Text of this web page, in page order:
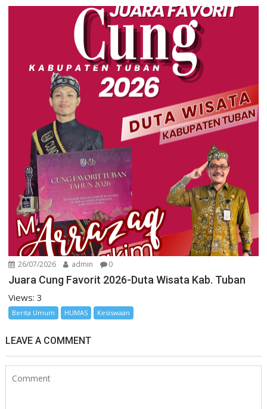
26/07/2026 admin 0
Juara Cung Favorit 2026-Duta Wisata Kab. Tuban
Views: 3
Berita Umum HUMAS Kesiswaan
LEAVE A COMMENT